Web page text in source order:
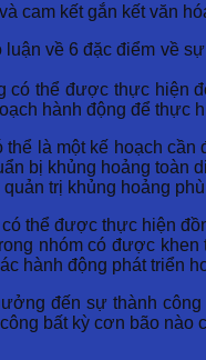
cam kết gắn kết văn
về 6 đặc điểm về
thể được thực hiện
hành động để thực
là một kế hoạch
bị khủng hoảng toàn
trị khủng hoảng
thể được thực hiện
nhóm có được
hành động phát triển
đến sự thành
bất kỳ cơn bão nào